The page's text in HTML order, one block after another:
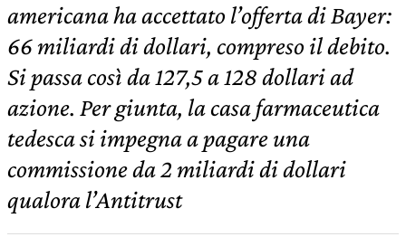
americana ha accettato l’offerta di Bayer:
66 miliardi di dollari, compreso il debito.
Si passa così da 127,5 a 128 dollari ad
azione. Per giunta, la casa farmaceutica
tedesca si impegna a pagare una
commissione da 2 miliardi di dollari
qualora l’Antitrust